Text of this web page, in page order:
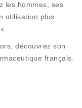
les hommes, ses
utilisation plus
découvrez son
français.